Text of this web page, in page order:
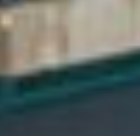
is heerlijk licht en
de keuken welke is
Dankzij de
op, een fijne
De woonkamer
stijlvolle shutters,
wijze kunt